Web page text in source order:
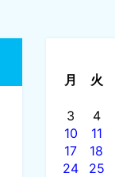
月
火
3
4
10
11
17
18
24
25